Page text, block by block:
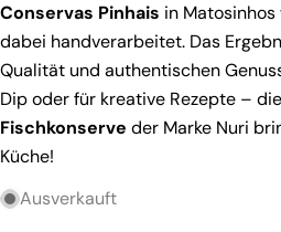
Conservas Pinhais in
dabei handverarbeitet. Das
Qualität und authentischen
Dip oder für kreative Rezepte –
Fischkonserve der Marke Nuri
Küche!
Ausverkauft
Teilen Sie dieses Produkt
Aktie
Ihr
Name
Deine
E-
Mail
Ihre